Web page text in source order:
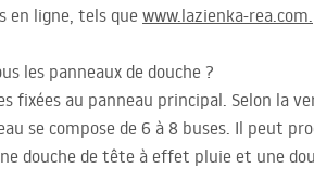
en ligne, tels que www.lazienka-
les panneaux de douche ?
fixées au panneau principal. Selon la
se compose de 6 à 8 buses. Il peut
douche de tête à effet pluie et une